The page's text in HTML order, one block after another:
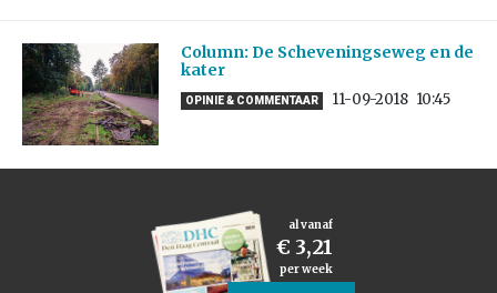
Column: De Scheveningseweg en de
kater
OPINIE & COMMENTAAR 11-09-2018 10:45
al vanaf
€ 3,21
per week